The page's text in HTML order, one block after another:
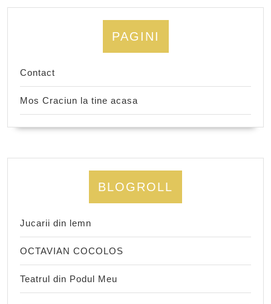
PAGINI
Contact
Mos Craciun la tine acasa
BLOGROLL
Jucarii din lemn
OCTAVIAN COCOLOS
Teatrul din Podul Meu